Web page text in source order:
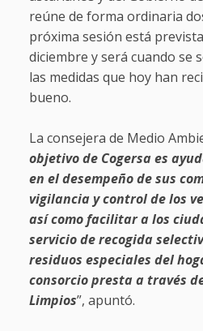
reúne de forma ordinaria
próxima sesión está
diciembre y será cuando se
las medidas que hoy han
bueno.
La consejera de Medio
objetivo de Cogersa es
en el desempeño de sus
vigilancia y control de los
así como facilitar a los
servicio de recogida
residuos especiales del
consorcio presta a través
Limpios”, apuntó.